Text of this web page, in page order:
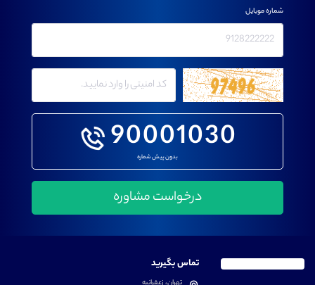
90001030
بدون پیش شماره
شماره موبایل
تماس بگیرید